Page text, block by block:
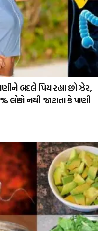
બદલે પિય રહ્યા છો ઝેર,
નથી જાણતા કે પાણી